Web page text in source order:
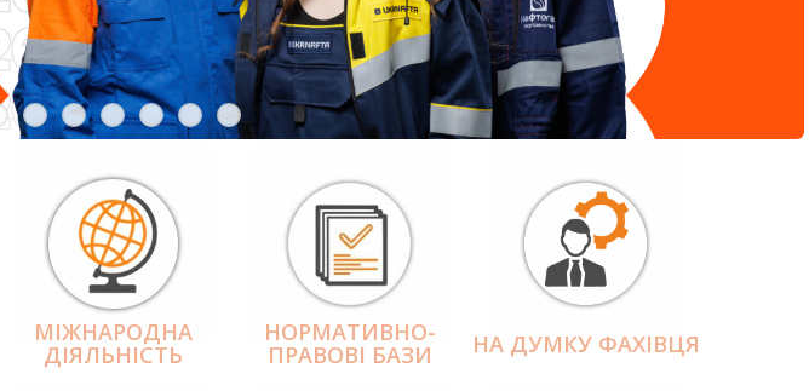
МІЖНАРОДНА
ДІЯЛЬНІCТЬ
НОРМАТИВНО-
ПРАВОВІ БАЗИ НА ДУМКУ ФАХІВЦЯ